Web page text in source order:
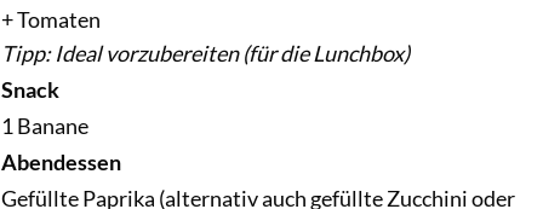
+ Tomaten
Tipp: Ideal vorzubereiten (für die Lunchbox)
Snack
1 Banane
Abendessen
Gefüllte Paprika (alternativ auch gefüllte Zucchini oder